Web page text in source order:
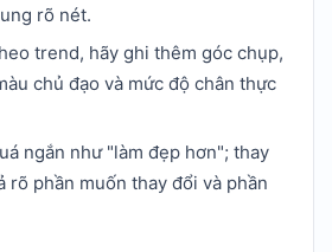
rõ nét.
trend, hãy ghi thêm góc chụp,
chủ đạo và mức độ chân thực
ngắn như "làm đẹp hơn"; thay
rõ phần muốn thay đổi và phần